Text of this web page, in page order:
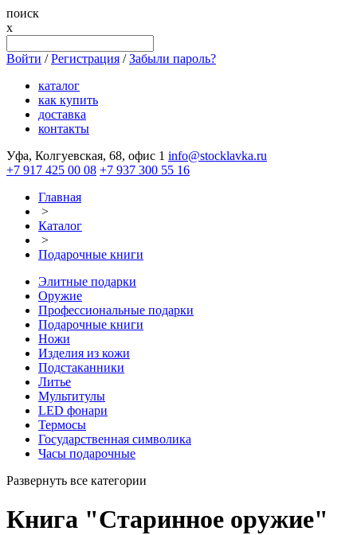
поиск
x
Войти / Регистрация / Забыли пароль?
каталог
как купить
доставка
контакты
Уфа, Колгуевская, 68, офис 1 info@stocklavka.ru
+7 917 425 00 08 +7 937 300 55 16
Главная
>
Каталог
>
Подарочные книги
Элитные подарки
Оружие
Профессиональные подарки
Подарочные книги
Ножи
Изделия из кожи
Подстаканники
Литье
Мультитулы
LED фонари
Термосы
Государственная символика
Часы подарочные
Развернуть все категории
Книга "Старинное оружие"